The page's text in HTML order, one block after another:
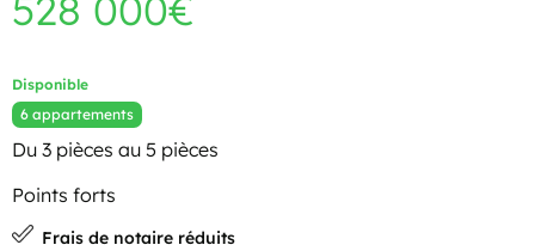
528 000€
Disponible
6 appartements
Du 3 pièces au 5 pièces
Points forts
Frais de notaire réduits